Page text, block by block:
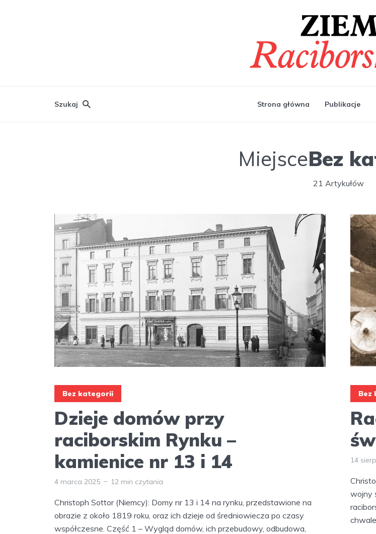
Szukaj Strona główna Publikacje
MiejsceBez
21 Artykułów
Bez kategorii
Dzieje domów przy
raciborskim Rynku –
kamienice nr 13 i 14
4 marca 2025 12 min czytania
Christoph Sottor (Niemcy): Domy nr 13 i 14 na rynku, przedstawione na
obrazie z około 1819 roku, oraz ich dzieje od średniowiecza po czasy
współczesne. Część 1 – Wygląd domów, ich przebudowy, odbudowa,
Bez
14
wojny